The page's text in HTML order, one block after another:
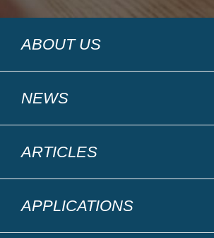
ABOUT US
NEWS
ARTICLES
APPLICATIONS